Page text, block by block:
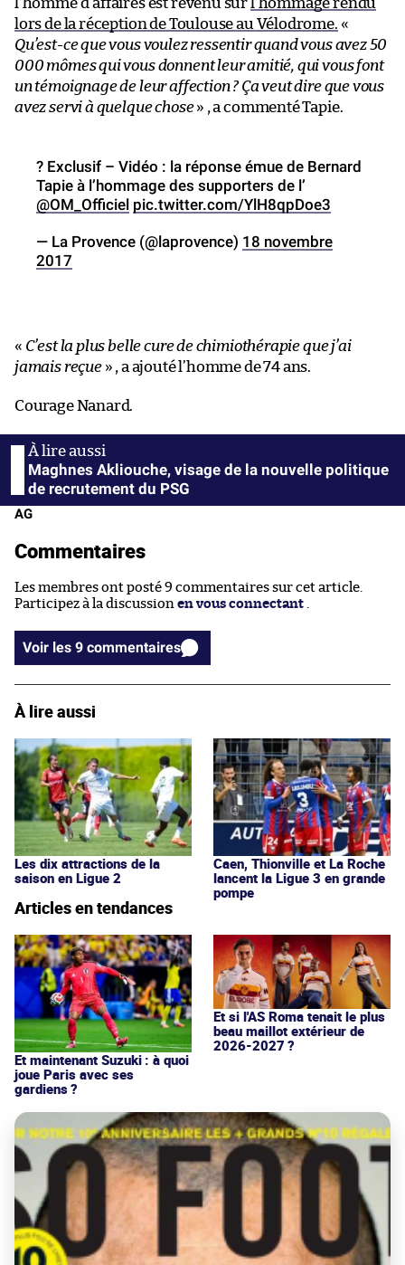
l’homme d’affaires est revenu sur l’hommage rendu
lors de la réception de Toulouse au Vélodrome. «
Qu’est-ce que vous voulez ressentir quand vous avez 50
000 mômes qui vous donnent leur amitié, qui vous font
un témoignage de leur affection ? Ça veut dire que vous
avez servi à quelque chose» , a commenté Tapie.
? Exclusif – Vidéo : la réponse émue de Bernard
Tapie à l’hommage des supporters de l’
@OM_Officiel pic.twitter.com/YlH8qpDoe3
— La Provence (@laprovence) 18 novembre
2017
« C’est la plus belle cure de chimiothérapie que j’ai
jamais reçue» , a ajouté l’homme de 74 ans.
Courage Nanard.
Maghnes Akliouche, visage de la nouvelle politique
de recrutement du PSG
AG
Commentaires
Les membres ont posté 9 commentaires sur cet article.
Participez à la discussion en vous connectant .
Voir les 9 commentaires
À lire aussi
Les dix attractions de la
saison en Ligue 2
Caen, Thionville et La Roche
lancent la Ligue 3 en grande
pompe
Articles en tendances
Et maintenant Suzuki : à quoi
joue Paris avec ses
gardiens ?
Et si l'AS Roma tenait le plus
beau maillot extérieur de
2026-2027 ?